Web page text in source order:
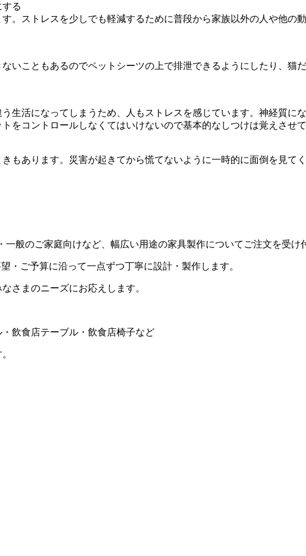
る
。ストレスを少しでも軽減するために普段から家族以外の人や他の
いこともあるのでペットシーツの上で排泄できるようにしたり、猫
生活になってしまうため、人もストレスを感じています。神経質に
をコントロールしなくてはいけないので基本的なしつけは覚えさせ
もあります。災害が起きてから慌てないように一時的に面倒を見て
般のご家庭向けなど、幅広い用途の家具製作についてご注文を受け
・ご予算に沿って一点ずつ丁寧に設計・製作します。
さまのニーズにお応えします。
飲食店テーブル・飲食店椅子など